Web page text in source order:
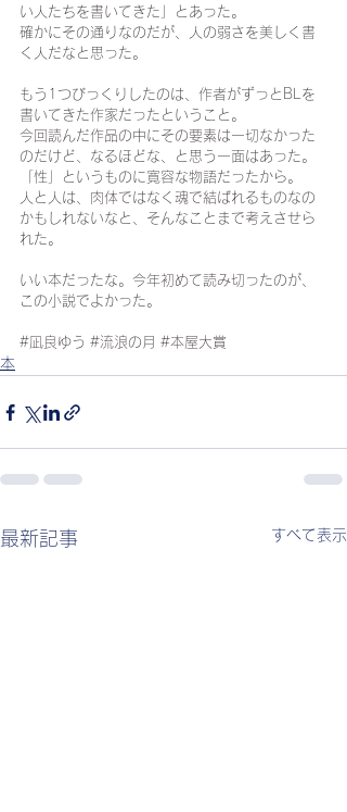
い人たちを書いてきた」とあった。
確かにその通りなのだが、人の弱さを美しく書
く人だなと思った。
もう1つびっくりしたのは、作者がずっとBLを
書いてきた作家だったということ。
今回読んだ作品の中にその要素は一切なかった
のだけど、なるほどな、と思う一面はあった。
「性」というものに寛容な物語だったから。
人と人は、肉体ではなく魂で結ばれるものなの
かもしれないなと、そんなことまで考えさせら
れた。
いい本だったな。今年初めて読み切ったのが、
この小説でよかった。
#凪良ゆう #流浪の月 #本屋大賞
本
最新記事 すべて表示